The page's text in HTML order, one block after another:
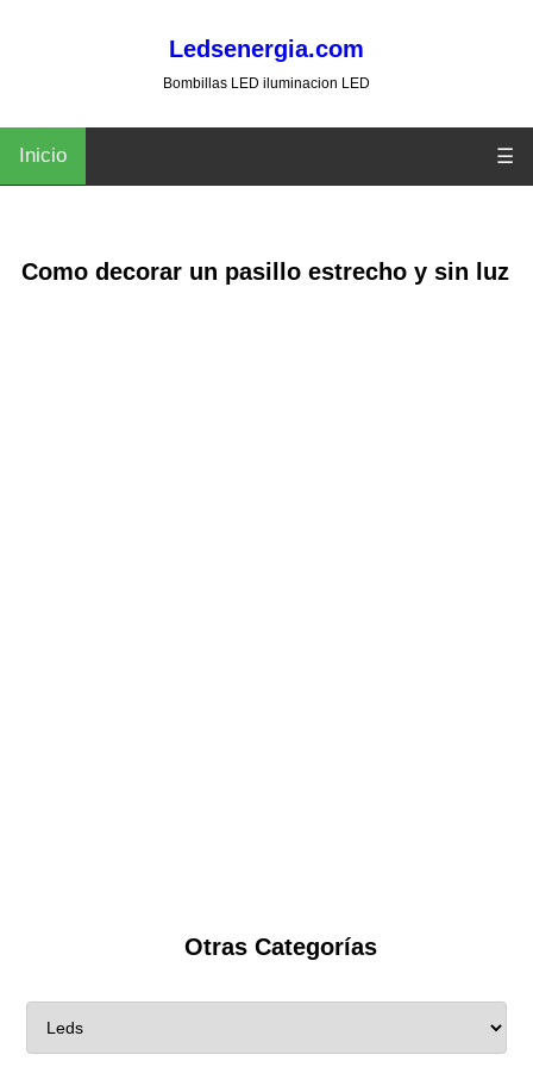
Ledsenergia.com
Bombillas LED iluminacion LED
Inicio ☰
Como decorar un pasillo estrecho y sin luz
Otras Categorías